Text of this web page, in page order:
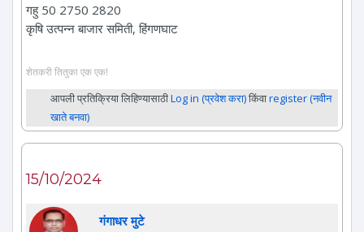
गहु 50 2750 2820
कृषि उत्पन्न बाजार समिती, हिंगणघाट
शेतकरी तितुका एक एक!
आपली प्रतिक्रिया लिहिण्यासाठीLog in (प्रवेश करा)किंवाregister (नवीन
खाते बनवा)
15/10/2024
गंगाधर मुटे